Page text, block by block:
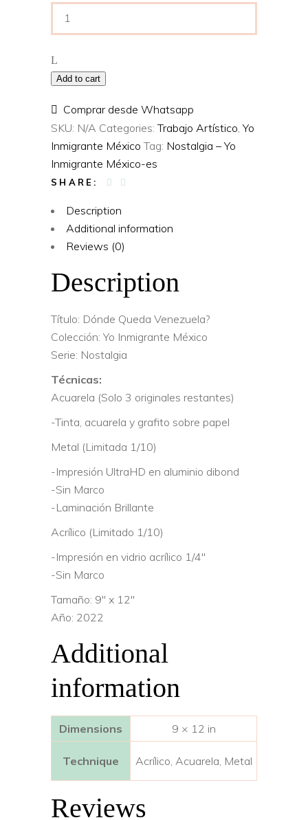
Inmigrante
México
Dónde
Queda
Venezuela?
quantity
Add to cart
Comprar desde Whatsapp
SKU: N/A Categories:Trabajo Artístico ,Yo
Inmigrante México Tag: Nostalgia – Yo
Inmigrante México-es
SHARE:
Description
Additional information
Reviews (0)
Description
Título: Dónde Queda Venezuela?
Colección: Yo Inmigrante México
Serie: Nostalgia
Técnicas:
Acuarela (Solo 3 originales restantes)
-Tinta, acuarela y grafito sobre papel
Metal (Limitada 1/10)
-Impresión UltraHD en aluminio dibond
-Sin Marco
-Laminación Brillante
Acrílico (Limitado 1/10)
-Impresión en vidrio acrílico 1/4″
-Sin Marco
Tamaño: 9″ x 12″
Año: 2022
Additional
information
Dimensions 9 × 12 in
Technique Acrílico, Acuarela, Metal
Reviews